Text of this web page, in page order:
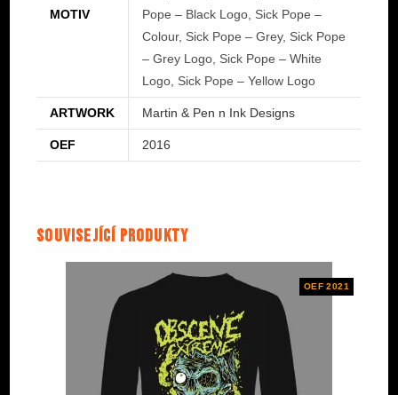
MOTIV
Pope – Black Logo, Sick Pope –
Colour, Sick Pope – Grey, Sick Pope
– Grey Logo, Sick Pope – White
Logo, Sick Pope – Yellow Logo
ARTWORK Martin & Pen n Ink Designs
OEF 2016
Související produkty
OEF 2021